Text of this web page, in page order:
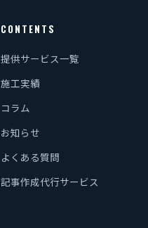
CONTENTS
提供サービス一覧
施工実績
コラム
お知らせ
よくある質問
記事作成代行サービス